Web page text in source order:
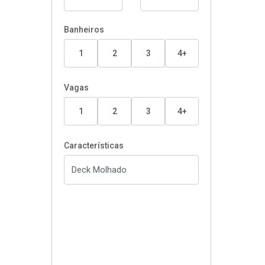
Banheiros
1 2 3 4+
Vagas
1 2 3 4+
Características